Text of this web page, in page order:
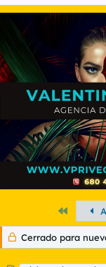
e
a
o
n
e
Primero
Cerrado para